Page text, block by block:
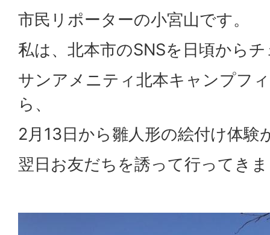
市民リポーターの小宮山です。
私は、北本市のSNSを日頃から
サンアメニティ北本キャンプフ
ら、
2月13日から雛人形の絵付け体験
翌日お友だちを誘って行ってき